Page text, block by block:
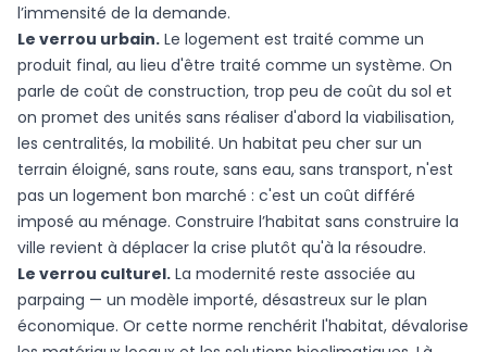
l’immensité de la demande.
Le verrou urbain. Le logement est traité comme un
produit final, au lieu d'être traité comme un système. On
parle de coût de construction, trop peu de coût du sol et
on promet des unités sans réaliser d'abord la viabilisation,
les centralités, la mobilité. Un habitat peu cher sur un
terrain éloigné, sans route, sans eau, sans transport, n'est
pas un logement bon marché : c'est un coût différé
imposé au ménage. Construire l’habitat sans construire la
ville revient à déplacer la crise plutôt qu'à la résoudre.
Le verrou culturel. La modernité reste associée au
parpaing — un modèle importé, désastreux sur le plan
économique. Or cette norme renchérit l'habitat, dévalorise